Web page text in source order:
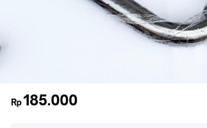
Rp185.000